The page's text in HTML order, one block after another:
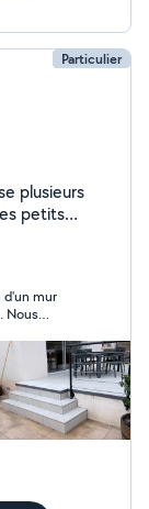
Particulier
plusieurs
petits
placo,
d'un mur
Nous
sympa.
besoin.